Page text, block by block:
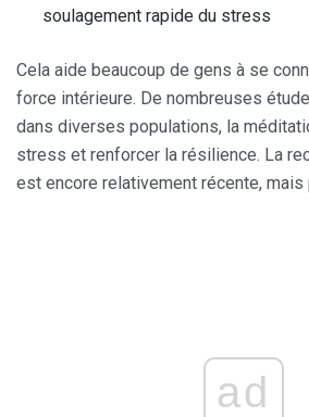
soulagement rapide du stress
Cela aide beaucoup de gens à se
force intérieure. De nombreuses
dans diverses populations, la
stress et renforcer la résilience. La
est encore relativement récente, mais
ad